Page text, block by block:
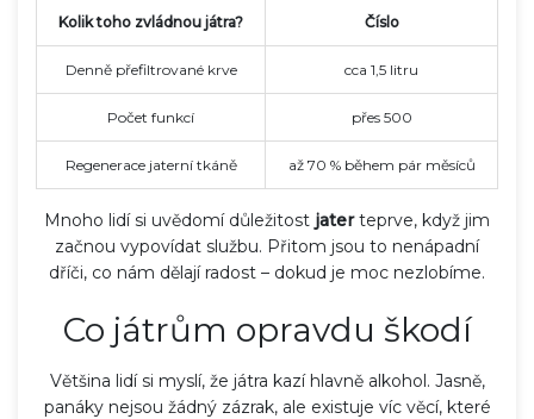
Kolik toho zvládnou játra? Číslo
Denně přefiltrované krve cca 1,5 litru
Počet funkcí přes 500
Regenerace jaterní tkáně až 70 % během pár měsíců
Mnoho lidí si uvědomí důležitost jaterteprve, když jim
začnou vypovídat službu. Přitom jsou to nenápadní
dříči, co nám dělají radost – dokud je moc nezlobíme.
Co játrům opravdu škodí
Většina lidí si myslí, že játra kazí hlavně alkohol. Jasně,
panáky nejsou žádný zázrak, ale existuje víc věcí, které